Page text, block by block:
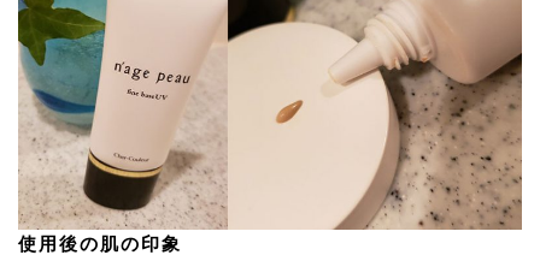
使用後の肌の印象